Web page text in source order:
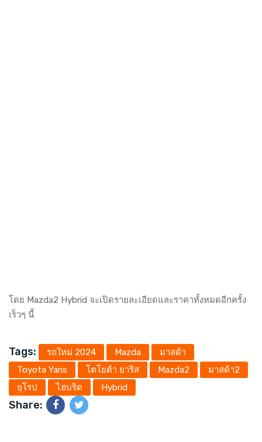
โดย Mazda2 Hybrid จะเปิดรายละเอียดและราคาทั้งหมดอีกครั้ง
เร็วๆ นี้
Tags: รถใหม่ 2024 Mazda
มาสด้า
Toyota Yaris
โตโยต้า ยาริส Mazda2
มาสด้า2
ยุโรป
ไฮบริด Hybrid
Share: